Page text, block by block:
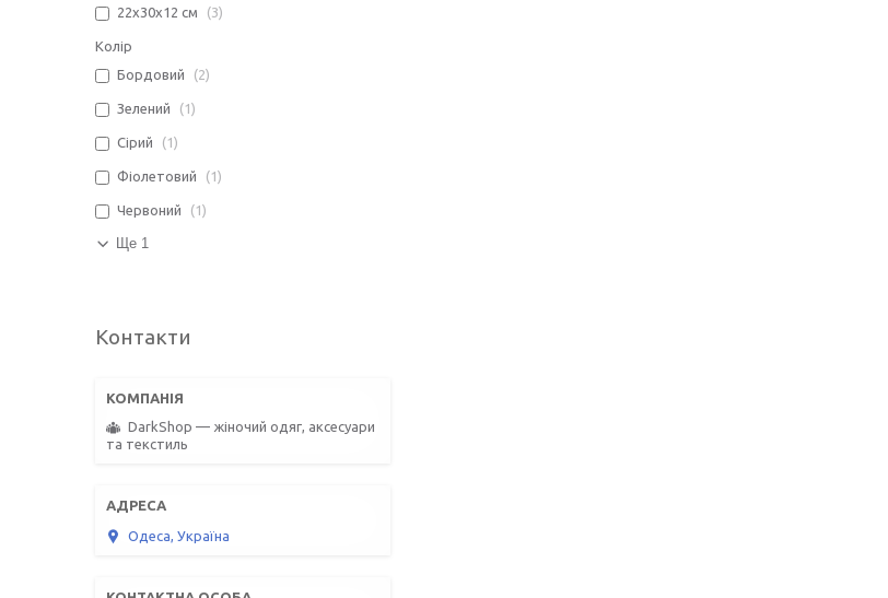
22х30х12 см 3
Колір
Бордовий
2
Зелений 1
Сірий 1
Фіолетовий 1
Червоний 1
Ще 1
Контакти
DarkShop — жіночий одяг, аксесуари
та текстиль
Одеса, Україна